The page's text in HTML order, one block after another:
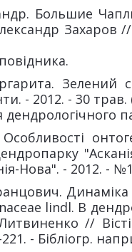
Большие
Зелений
- 2012. - 30 трав.
дендрологічного
Нова". - 2012. -
lindl. В
//
- Бібліогр.